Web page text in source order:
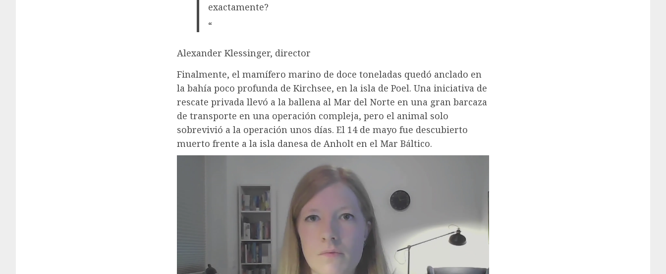
exactamente?
“
Alexander Klessinger, director
Finalmente, el mamífero marino de doce toneladas quedó anclado en
la bahía poco profunda de Kirchsee, en la isla de Poel. Una iniciativa de
rescate privada llevó a la ballena al Mar del Norte en una gran barcaza
de transporte en una operación compleja, pero el animal solo
sobrevivió a la operación unos días. El 14 de mayo fue descubierto
muerto frente a la isla danesa de Anholt en el Mar Báltico.